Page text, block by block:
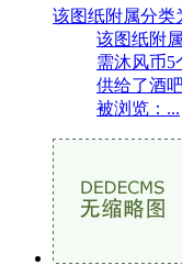
该图纸附属分类
该图纸附
需沐风币5
供给了酒
被浏览：...